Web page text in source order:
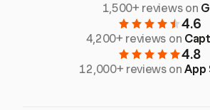
1,500+ reviews on
4.6
4,200+ reviews on
4.8
12,000+ reviews onApp